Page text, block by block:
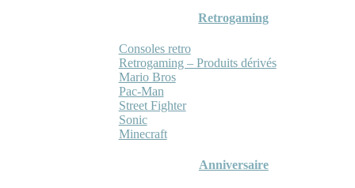
Retrogaming
Consoles retro
Retrogaming – Produits dérivés
Mario Bros
Pac-Man
Street Fighter
Sonic
Minecraft
Anniversaire